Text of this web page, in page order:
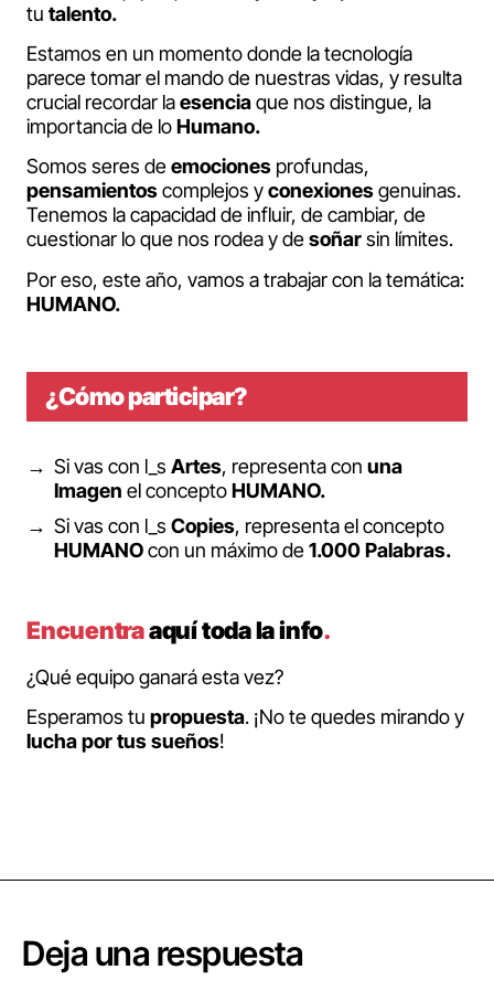
tu talento.
Estamos en un momento donde la tecnología
parece tomar el mando de nuestras vidas, y resulta
crucial recordar laesenciaque nos distingue, la
importancia de loHumano.
Somos seres deemociones profundas,
pensamientoscomplejos yconexionesgenuinas.
Tenemos la capacidad de influir, de cambiar, de
cuestionar lo que nos rodea y desoñarsin límites.
Por eso, este año, vamos a trabajar con la temática:
HUMANO.
¿Cómo participar?
Si vas con l_s Artes, representa con una
Imagen el conceptoHUMANO.
Si vas con l_s Copies, representa el concepto
HUMANOcon un máximo de1.000 Palabras.
Encuentraaquí toda la info.
¿Qué equipo ganará esta vez?
Esperamos tu propuesta. ¡No te quedes mirando y
lucha por tus sueños!
Deja una respuesta